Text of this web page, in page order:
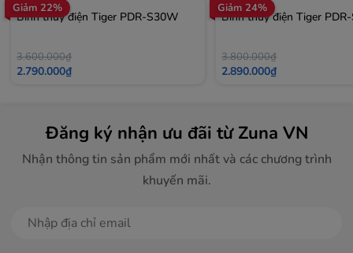
Giảm 22%
Bình thủy điện Tiger PDR-S30W
3.600.000₫
2.790.000₫
Giảm 24%
Bình thủy điện Tiger
3.800.000₫
2.890.000₫
Đăng ký nhận ưu đãi từ Zuna VN
Nhận thông tin sản phẩm mới nhất và các chương trình
khuyến mãi.